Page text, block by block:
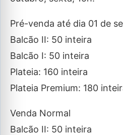
Pré-venda até dia 01 de
Balcão II: 50 inteira
Balcão I: 50 inteira
Plateia: 160 inteira
Plateia Premium: 180
Venda Normal
Balcão II: 50 inteira